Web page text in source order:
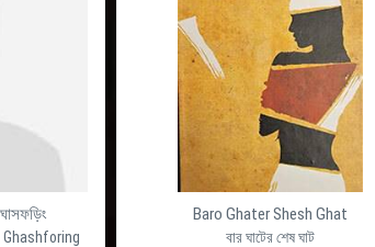
Ghashforing
Baro Ghater Shesh Ghat
বার ঘাটের শেষ ঘাট